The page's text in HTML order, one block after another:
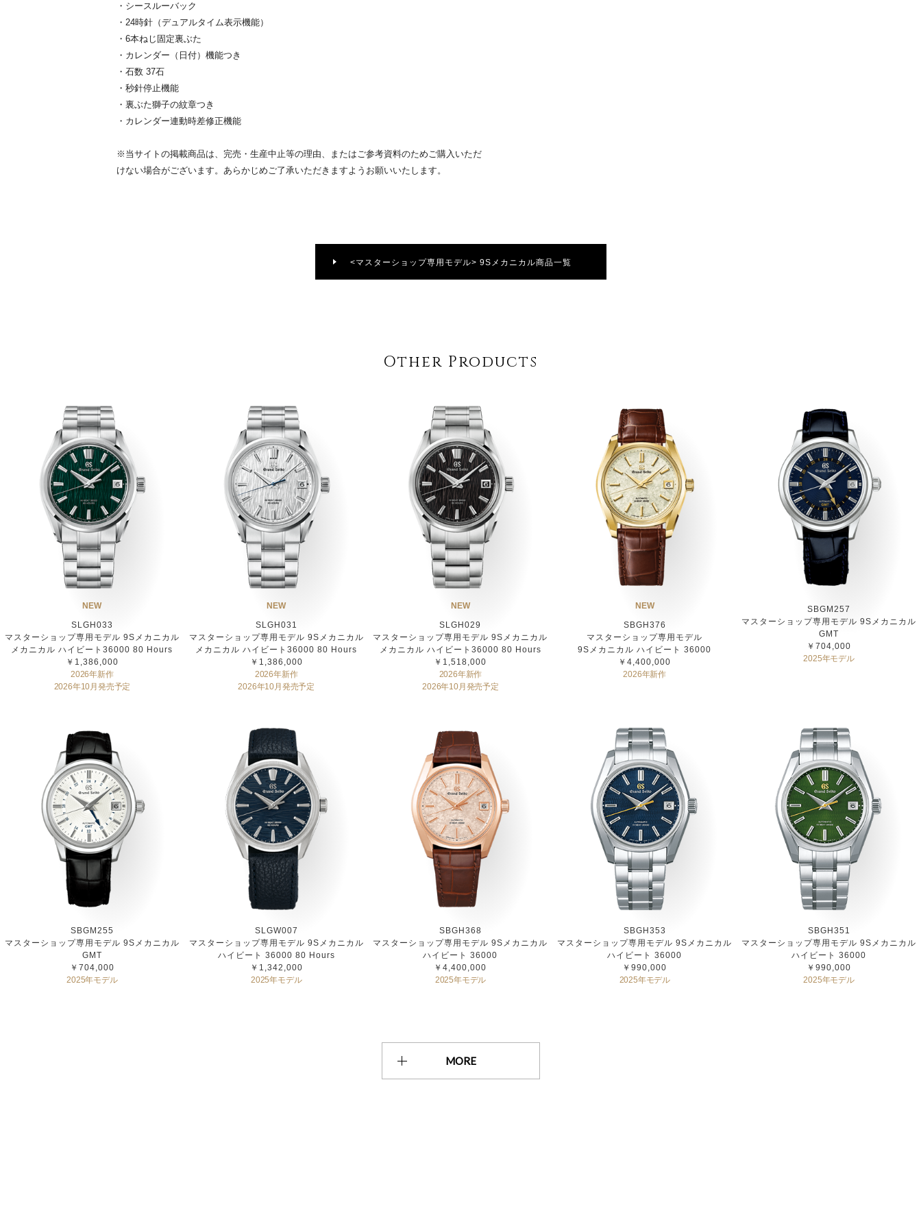
・シースルーバック
・24時針（デュアルタイム表示機能）
・6本ねじ固定裏ぶた
・カレンダー（日付）機能つき
・石数 37石
・秒針停止機能
・裏ぶた獅子の紋章つき
・カレンダー連動時差修正機能
※当サイトの掲載商品は、完売・生産中止等の理由、またはご参考資料のためご購入いただ
けない場合がございます。あらかじめご了承いただきますようお願いいたします。
<マスターショップ専用モデル> 9Sメカニカル商品一覧
Other Products
NEW
SLGH033
マスターショップ専用モデル 9Sメカニカル
メカニカル ハイビート36000 80 Hours
￥1,386,000
2026年新作
2026年10月発売予定
NEW
SLGH031
マスターショップ専用モデル 9Sメカニカル
メカニカル ハイビート36000 80 Hours
￥1,386,000
2026年新作
2026年10月発売予定
NEW
SLGH029
マスターショップ専用モデル 9Sメカニカル
メカニカル ハイビート36000 80 Hours
￥1,518,000
2026年新作
2026年10月発売予定
NEW
SBGH376
マスターショップ専用モデル
9Sメカニカル ハイビート 36000
￥4,400,000
2026年新作
SBGM257
マスターショップ専用モデル 9Sメカニカル
GMT
￥704,000
2025年モデル
SBGM255
マスターショップ専用モデル 9Sメカニカル
GMT
￥704,000
2025年モデル
SLGW007
マスターショップ専用モデル 9Sメカニカル
ハイビート 36000 80 Hours
￥1,342,000
2025年モデル
SBGH368
マスターショップ専用モデル 9Sメカニカル
ハイビート 36000
￥4,400,000
2025年モデル
SBGH353
マスターショップ専用モデル 9Sメカニカル
ハイビート 36000
￥990,000
2025年モデル
SBGH351
マスターショップ専用モデル 9Sメカニカル
ハイビート 36000
￥990,000
2025年モデル
MORE